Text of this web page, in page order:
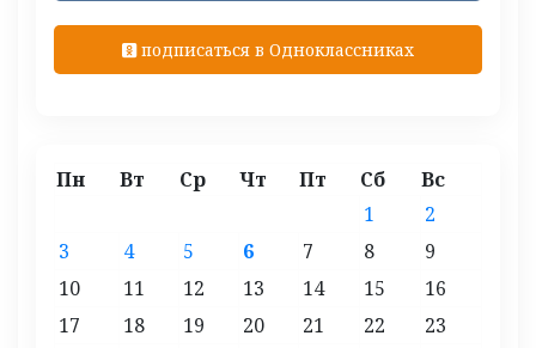
подписаться в Одноклассниках
Пн Вт Ср Чт Пт Сб Вс
1
2
3
4 5 6 7 8
9
10
11 12 13 14 15
16
17
18 19 20 21 22
23